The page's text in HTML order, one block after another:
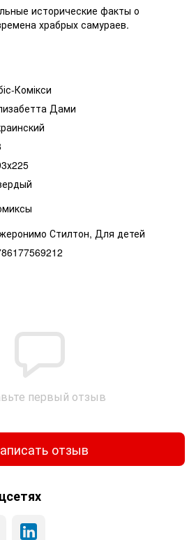
исторические факты о
храбрых самураев.
Комікси
Дами
Стилтон, Для детей
первый отзыв
отзыв